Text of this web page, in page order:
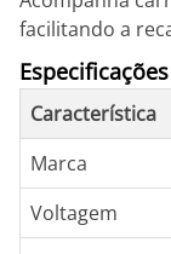
facilitando a
Característica
Marca
Voltagem